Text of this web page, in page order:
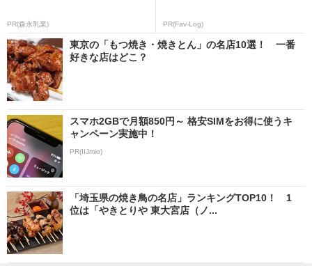
PR(森永乳業) PR(Fav-Log)
東京の「もつ焼き・焼きとん」の名店10選！ 一番
好きな店はどこ？
スマホ2GBで月額850円～ 格安SIMをお得に使うキ
ャンペーン実施中！
PR(IIJmio)
「埼玉県の焼き鳥の名店」ランキングTOP10！ 1
位は「やきとりや 東大宮店（ノ...